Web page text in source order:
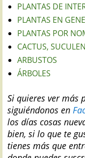
PLANTAS DE
PLANTAS EN
PLANTAS POR
CACTUS,
ARBUSTOS
ÁRBOLES
Si quieres ver más
siguiéndonos en
los días cosas
bien, si lo que te
tienes más que